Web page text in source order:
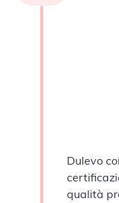
Dulevo
qualità